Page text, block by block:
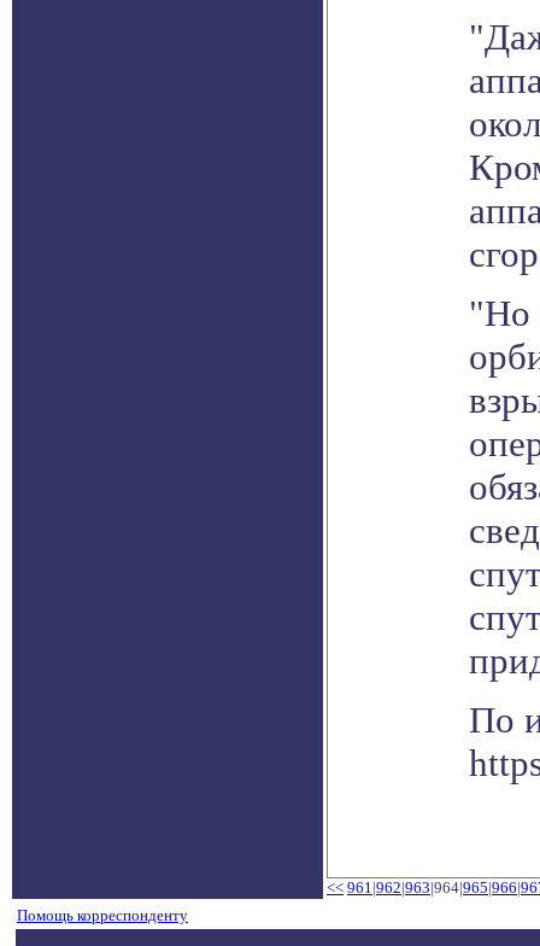
"Но
По
<< 961|962|963|964|965|966|
Помощь корреспонденту